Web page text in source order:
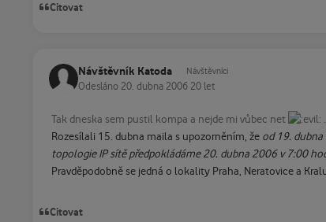
Citovat
Návštěvník Katoda Návštěvníci
Odesláno 20. dubna 2006 20 let
Tak dneska sem pustil kompa a nejde mi vůbec net
Rozesílali 15. dubna maila s upozorněním, že od 19.
topologie IP sítě předpokládáme 20. dubna 2006 v 7:00
Pravděpodobně se jedná o lokality Praha, Neratovice a
Citovat